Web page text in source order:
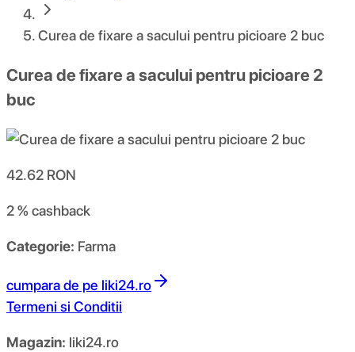
Curea de fixare a sacului pentru picioare 2 buc
Curea de fixare a sacului pentru picioare 2
buc
42.62 RON
2 %cashback
Categorie: Farma
cumpara de pe liki24.ro
Termeni si Conditii
Magazin: liki24.ro